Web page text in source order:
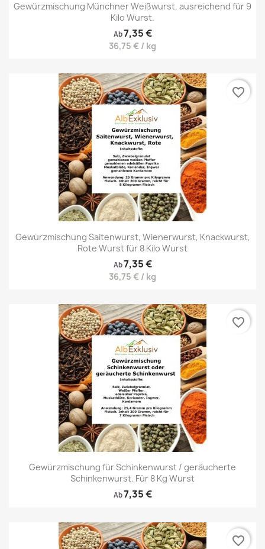
Gewürzmischung Münchner Weißwurst. ausreichend für 9
Kilo Wurst.
Ab7,35 €
36,75 € / kg
Gewürzmischung Saitenwurst, Wienerwurst, Knackwurst,
Rote Wurst für 8 Kilo Wurst
Ab7,35 €
36,75 € / kg
favorite_border
Gewürzmischung für Schinkenwurst / geräucherte
Schinkenwurst. Für 8 Kg Wurst
Ab7,35 €
favorite_border
favorite_border